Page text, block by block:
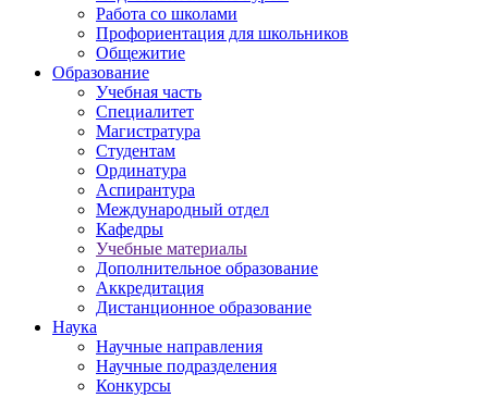
Работа со школами
Профориентация для школьников
Общежитие
Образование
Учебная часть
Специалитет
Магистратура
Студентам
Ординатура
Аспирантура
Международный отдел
Кафедры
Учебные материалы
Дополнительное образование
Аккредитация
Дистанционное образование
Наука
Научные направления
Научные подразделения
Конкурсы